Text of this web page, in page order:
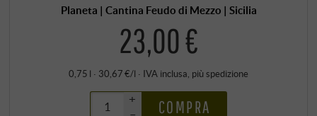
Planeta | Cantina Feudo di Mezzo | Sicilia
23,00 €
0,75 l · 30,67 €/l · IVA inclusa , più spedizione
+
COMPRA